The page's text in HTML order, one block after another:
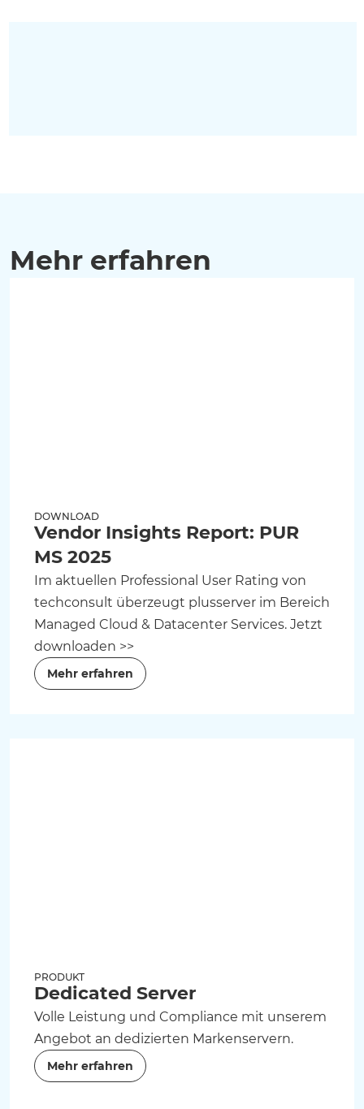
Mehr erfahren
DOWNLOAD
Vendor Insights Report: PUR
MS 2025
Im aktuellen Professional User Rating von
techconsult überzeugt plusserver im Bereich
Managed Cloud & Datacenter Services. Jetzt
downloaden >>
Mehr erfahren
PRODUKT
Dedicated Server
Volle Leistung und Compliance mit unserem
Angebot an dedizierten Markenservern.
Mehr erfahren